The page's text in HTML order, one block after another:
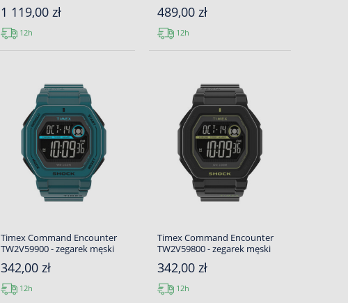
1 119,00 zł
12h
489,00 zł
12h
Timex Command Encounter
TW2V59900 - zegarek męski
342,00 zł
12h
Timex Command Encounter
TW2V59800 - zegarek męski
342,00 zł
12h